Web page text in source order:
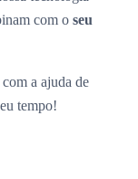
com o seu
a ajuda de
tempo!